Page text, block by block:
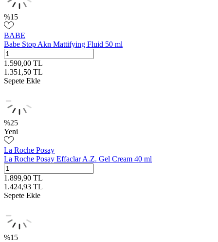
%15
BABE
Babe Stop Akn Mattifying Fluid 50 ml
1.590,00 TL
1.351,50 TL
Sepete Ekle
%25
Yeni
La Roche Posay
La Roche Posay Effaclar A.Z. Gel Cream 40 ml
1.899,90 TL
1.424,93 TL
Sepete Ekle
%15